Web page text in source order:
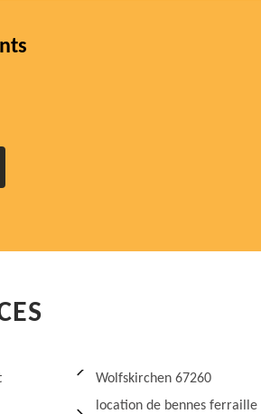
Wolfskirchen 67260
location de bennes ferraille